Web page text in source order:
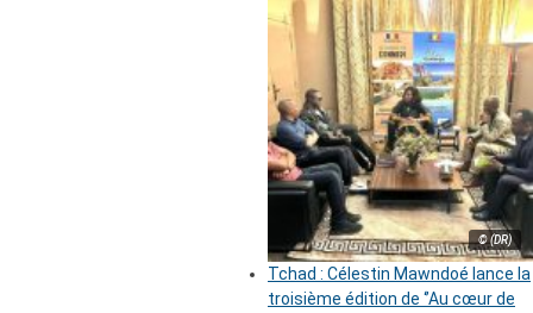
© (DR)
Tchad : Célestin Mawndoé lance la
troisième édition de ‘’Au cœur de